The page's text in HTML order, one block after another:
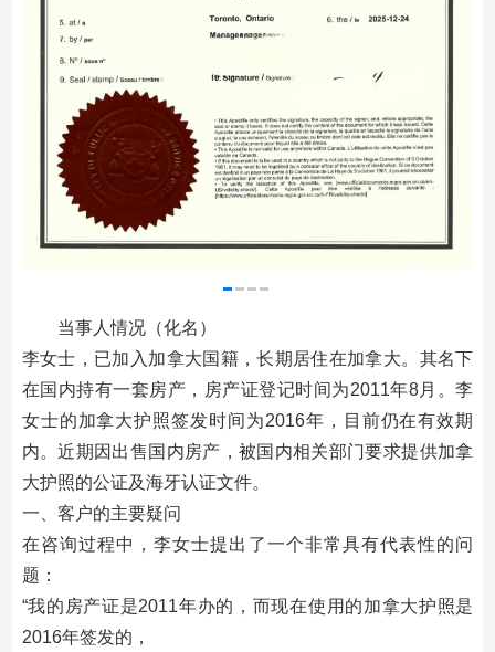
当事人情况（化名）
李女士，已加入加拿大国籍，长期居住在加拿大。其名下
在国内持有一套房产，房产证登记时间为2011年8月。李
女士的加拿大护照签发时间为2016年，目前仍在有效期
内。近期因出售国内房产，被国内相关部门要求提供加拿
大护照的公证及海牙认证文件。
一、客户的主要疑问
在咨询过程中，李女士提出了一个非常具有代表性的问
题：
“我的房产证是2011年办的，而现在使用的加拿大护照是
2016年签发的，